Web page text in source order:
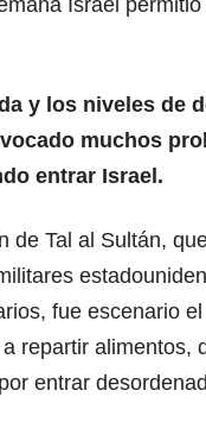
Israel
y los niveles de
muchos
entrar Israel .
de Tal al Sultán,
fue escenario
repartir alimentos,
entrar